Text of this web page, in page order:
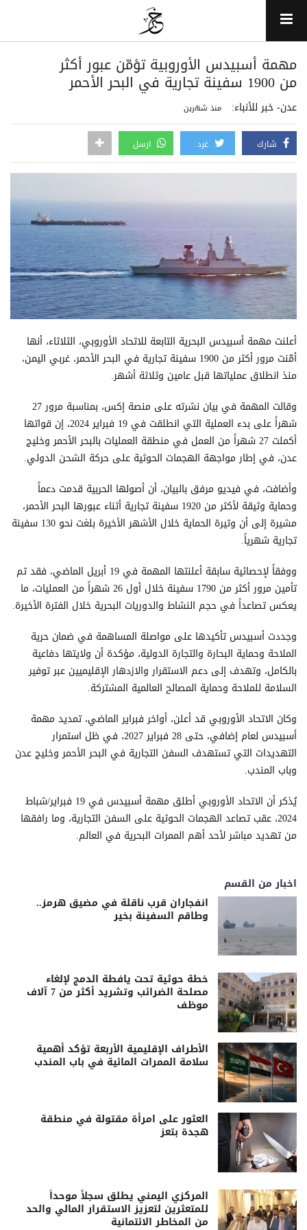
مهمة أسبيدس الأوروبية تؤمّن عبور أكثر
من 1900 سفينة تجارية في البحر الأحمر
عدن- خبر للأنباء: منذ شهرين
شارك غرد ارسل
أعلنت مهمة أسبيدس البحرية التابعة للاتحاد الأوروبي، الثلاثاء، أنها
أمّنت مرور أكثر من 1900 سفينة تجارية في البحر الأحمر، غربي اليمن،
منذ انطلاق عملياتها قبل عامين وثلاثة أشهر.
وقالت المهمة في بيان نشرته على منصة إكس، بمناسبة مرور 27
شهراً على بدء العملية التي انطلقت في 19 فبراير 2024، إن قواتها
أكملت 27 شهراً من العمل في منطقة العمليات بالبحر الأحمر وخليج
عدن، في إطار مواجهة الهجمات الحوثية على حركة الشحن الدولي.
وأضافت، في فيديو مرفق بالبيان، أن أصولها الحربية قدمت دعماً
وحماية وثيقة لأكثر من 1920 سفينة تجارية أثناء عبورها البحر الأحمر،
مشيرة إلى أن وتيرة الحماية خلال الأشهر الأخيرة بلغت نحو 130 سفينة
تجارية شهرياً.
ووفقاً لإحصائية سابقة أعلنتها المهمة في 19 أبريل الماضي، فقد تم
تأمين مرور أكثر من 1790 سفينة خلال أول 26 شهراً من العمليات، ما
يعكس تصاعداً في حجم النشاط والدوريات البحرية خلال الفترة الأخيرة.
وجددت أسبيدس تأكيدها على مواصلة المساهمة في ضمان حرية
الملاحة وحماية البحارة والتجارة الدولية، مؤكدة أن ولايتها دفاعية
بالكامل، وتهدف إلى دعم الاستقرار والازدهار الإقليميين عبر توفير
السلامة للملاحة وحماية المصالح العالمية المشتركة.
وكان الاتحاد الأوروبي قد أعلن، أواخر فبراير الماضي، تمديد مهمة
أسبيدس لعام إضافي، حتى 28 فبراير 2027، في ظل استمرار
التهديدات التي تستهدف السفن التجارية في البحر الأحمر وخليج عدن
وباب المندب.
يُذكر أن الاتحاد الأوروبي أطلق مهمة أسبيدس في 19 فبراير/شباط
2024، عقب تصاعد الهجمات الحوثية على السفن التجارية، وما رافقها
من تهديد مباشر لأحد أهم الممرات البحرية في العالم.
اخبار من القسم
انفجاران قرب ناقلة في مضيق هرمز..
وطاقم السفينة بخير
خطة حوثية تحت يافطة الدمج لإلغاء
مصلحة الضرائب وتشريد أكثر من 7 آلاف
موظف
الأطراف الإقليمية الأربعة تؤكد أهمية
سلامة الممرات المائية في باب المندب
العثور على امرأة مقتولة في منطقة
هجدة بتعز
المركزي اليمني يطلق سجلاً موحداً
للمتعثرين لتعزيز الاستقرار المالي والحد
من المخاطر الائتمانية